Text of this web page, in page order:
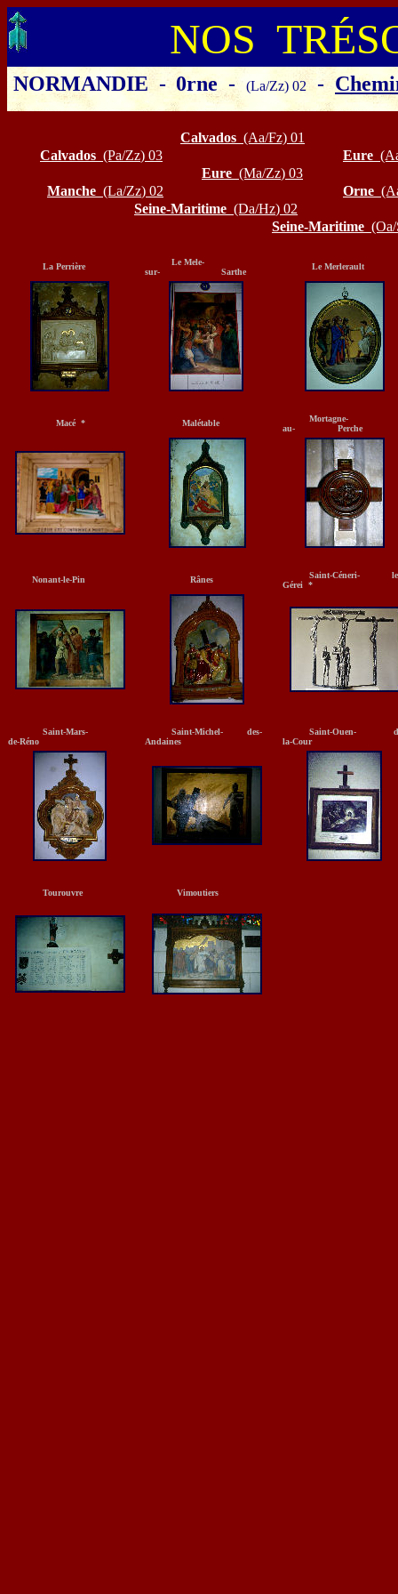
NOS
NORMANDIE - 0rne - (La/Zz) 02 -
Cliquer sur le
Calvados (Aa/Fz) 01
Calvados (Pa/Zz) 03 Eure
Eure (Ma/Zz) 03
Manche (La/Zz) 02 Orne
Seine-Maritime (Da/Hz) 02
Seine-Maritime (Oa/
La Perrière
Le Mele-
sur- Sarthe
Le Merlerault
Macé * Malétable
Mortagne-
au- Perche
Nonant-le-Pin Rânes
Saint-Céneri-
Gérei *
Saint-Mars-
de-Réno
Saint-Michel- des-
Andaines
Saint-Ouen-
la-Cour
Tourouvre Vimoutiers